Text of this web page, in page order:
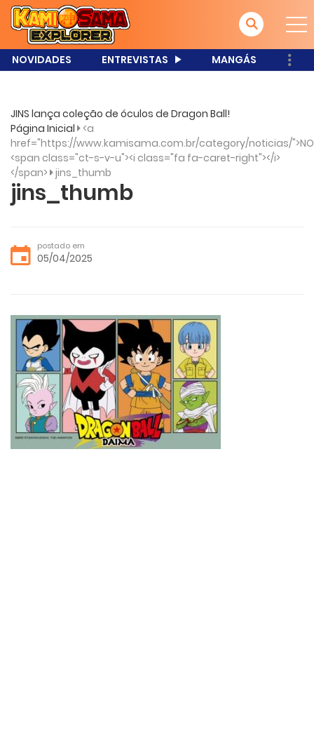
NOVIDADES ENTREVISTAS MANGÁS
JINS lança coleção de óculos de Dragon Ball!
Página Inicial <a
href="https://www.kamisama.com.br/category/noticias/
<span class="ct-s-v-u"><i class="fa fa-caret-right"></i>
</span> jins_thumb
jins_thumb
postado em
05/04/2025